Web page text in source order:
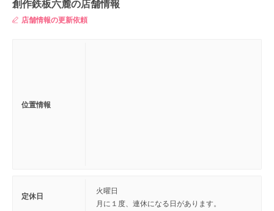
創作鉄板六麓の店舗情報
店舗情報の更新依頼
位置情報
定休日
火曜日
月に１度、連休になる日があります。